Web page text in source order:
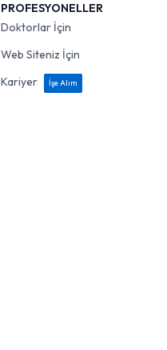
PROFESYONELLER
Doktorlar İçin
Web Siteniz İçin
Kariyer
İşe Alım